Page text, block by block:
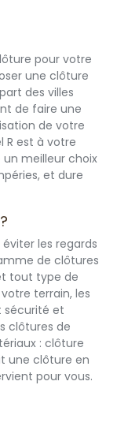
pour votre
une clôture
des villes
de faire une
de votre
R est à votre
un meilleur choix
et dure
les regards
de clôtures
tout type de
terrain, les
sécurité et
clôtures de
: clôture
une clôture en
pour vous.